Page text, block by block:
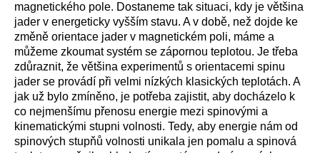
magnetického pole. Dostaneme tak situaci, kdy je většina
jader v energeticky vyšším stavu. A v době, než dojde ke
změně orientace jader v magnetickém poli, máme a
můžeme zkoumat systém se zápornou teplotou. Je třeba
zdůraznit, že většina experimentů s orientacemi spinu
jader se provádí při velmi nízkých klasických teplotách. A
jak už bylo zmíněno, je potřeba zajistit, aby docházelo k
co nejmenšímu přenosu energie mezi spinovými a
kinematickými stupni volnosti. Tedy, aby energie nám od
spinových stupňů volnosti unikala jen pomalu a spinová